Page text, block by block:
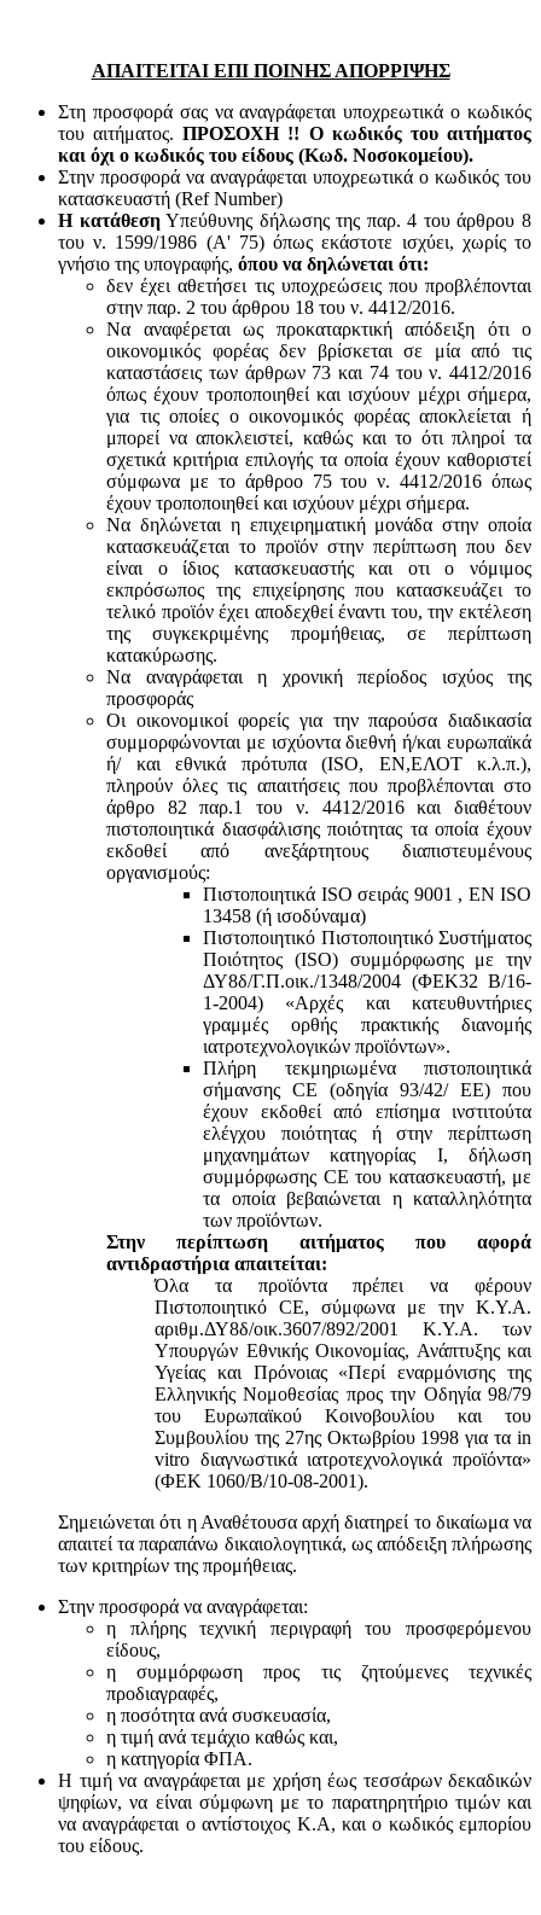
ΑΠΑΙΤΕΙΤΑΙ ΕΠΙ ΠΟΙΝΗΣ ΑΠΟΡΡΙΨΗΣ
Στη προσφορά σας να αναγράφεται υποχρεωτικά ο κωδικός
του αιτήματος.ΠΡΟΣΟΧΗ !! Ο κωδικός του αιτήματος
και όχι ο κωδικός του είδους (Κωδ. Νοσοκομείου).
Στην προσφορά να αναγράφεται υποχρεωτικά ο κωδικός του
κατασκευαστή (Ref Number)
Η κατάθεσηΥπεύθυνης δήλωσης της παρ. 4 του άρθρου 8
του ν. 1599/1986 (Α' 75) όπως εκάστοτε ισχύει, χωρίς το
γνήσιο της υπογραφής, όπου να δηλώνεται ότι:
δεν έχει αθετήσει τις υποχρεώσεις που προβλέπονται
στην παρ. 2 του άρθρου 18 του ν. 4412/2016.
Να αναφέρεται ως προκαταρκτική απόδειξη ότι ο
οικονομικός φορέας δεν βρίσκεται σε μία από τις
καταστάσεις των άρθρων 73 και 74 του ν. 4412/2016
όπως έχουν τροποποιηθεί και ισχύουν μέχρι σήμερα,
για τις οποίες ο οικονομικός φορέας αποκλείεται ή
μπορεί να αποκλειστεί, καθώς και το ότι πληροί τα
σχετικά κριτήρια επιλογής τα οποία έχουν καθοριστεί
σύμφωνα με τo άρθροo 75 του ν. 4412/2016 όπως
έχουν τροποποιηθεί και ισχύουν μέχρι σήμερα.
Να δηλώνεται η επιχειρηματική μονάδα στην οποία
κατασκευάζεται το προϊόν στην περίπτωση που δεν
είναι ο ίδιος κατασκευαστής και oτι ο νόμιμος
εκπρόσωπος της επιχείρησης που κατασκευάζει το
τελικό προϊόν έχει αποδεχθεί έναντι του, την εκτέλεση
της συγκεκριμένης προμήθειας, σε περίπτωση
κατακύρωσης.
Να αναγράφεται η χρονική περίοδος ισχύος της
προσφοράς
Οι οικονομικοί φορείς για την παρούσα διαδικασία
συμμορφώνονται με ισχύοντα διεθνή ή/και ευρωπαϊκά
ή/ και εθνικά πρότυπα (ISO, ΕΝ,ΕΛΟΤ κ.λ.π.),
πληρούν όλες τις απαιτήσεις που προβλέπονται στο
άρθρο 82 παρ.1 του ν. 4412/2016 και διαθέτουν
πιστοποιητικά διασφάλισης ποιότητας τα οποία έχουν
εκδοθεί από ανεξάρτητους διαπιστευμένους
οργανισμούς:
Πιστοποιητικά ISO σειράς 9001 , ΕΝ ISO
13458 (ή ισοδύναμα)
Πιστοποιητικό Πιστοποιητικό Συστήματος
Ποιότητος (ISO) συμμόρφωσης με την
ΔΥ8δ/Γ.Π.οικ./1348/2004 (ΦΕΚ32 Β/16-
1-2004) «Αρχές και κατευθυντήριες
γραμμές ορθής πρακτικής διανομής
ιατροτεχνολογικών προϊόντων».
Πλήρη τεκμηριωμένα πιστοποιητικά
σήμανσης CE (οδηγία 93/42/ ΕΕ) που
έχουν εκδοθεί από επίσημα ινστιτούτα
ελέγχου ποιότητας ή στην περίπτωση
μηχανημάτων κατηγορίας Ι, δήλωση
συμμόρφωσης CE του κατασκευαστή, με
τα οποία βεβαιώνεται η καταλληλότητα
των προϊόντων.
Στην περίπτωση αιτήματος που αφορά
αντιδραστήρια απαιτείται:
Όλα τα προϊόντα πρέπει να φέρουν
Πιστοποιητικό CE, σύμφωνα με την Κ.Υ.Α.
αριθμ.ΔΥ8δ/οικ.3607/892/2001 Κ.Υ.Α. των
Υπουργών Εθνικής Οικονομίας, Ανάπτυξης και
Υγείας και Πρόνοιας «Περί εναρμόνισης της
Ελληνικής Νομοθεσίας προς την Οδηγία 98/79
του Ευρωπαϊκού Κοινοβουλίου και του
Συμβουλίου της 27ης Οκτωβρίου 1998 για τα in
vitro διαγνωστικά ιατροτεχνολογικά προϊόντα»
(ΦΕΚ 1060/Β/10-08-2001).
Σημειώνεται ότι η Αναθέτουσα αρχή διατηρεί το δικαίωμα να
απαιτεί τα παραπάνω δικαιολογητικά, ως απόδειξη πλήρωσης
των κριτηρίων της προμήθειας.
Στην προσφορά να αναγράφεται:
η πλήρης τεχνική περιγραφή του προσφερόμενου
είδους,
η συμμόρφωση προς τις ζητούμενες τεχνικές
προδιαγραφές,
η ποσότητα ανά συσκευασία,
η τιμή ανά τεμάχιο καθώς και,
η κατηγορία ΦΠΑ.
Η τιμή να αναγράφεται με χρήση έως τεσσάρων δεκαδικών
ψηφίων, να είναι σύμφωνη με το παρατηρητήριο τιμών και
να αναγράφεται ο αντίστοιχος Κ.Α, και ο κωδικός εμπορίου
του είδους.